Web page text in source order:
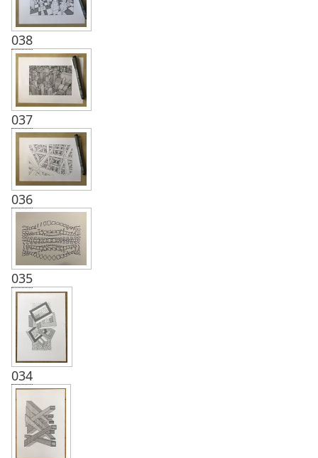
038
037
036
035
034